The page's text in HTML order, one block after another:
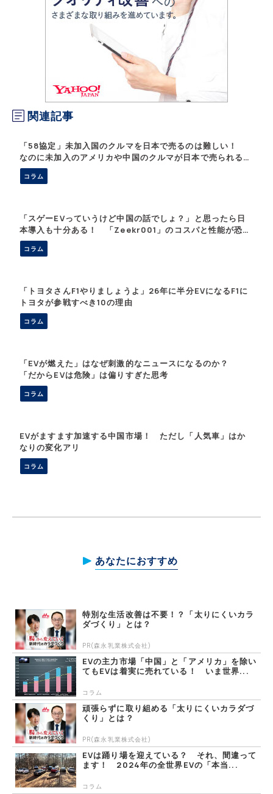
関連記事
「58協定」未加入国のクルマを日本で売るのは難しい！
なのに未加入のアメリカや中国のクルマが日本で売られるカ
ラクリとは
コラム
「スゲーEVっていうけど中国の話でしょ？」と思ったら日
本導入も十分ある！ 「Zeekr001」のコスパと性能が恐ろ
しすぎる
コラム
「トヨタさんF1やりましょうよ」26年に半分EVになるF1に
トヨタが参戦すべき10の理由
コラム
「EVが燃えた」はなぜ刺激的なニュースになるのか？
「だからEVは危険」は偏りすぎた思考
コラム
EVがますます加速する中国市場！ ただし「人気車」はか
なりの変化アリ
コラム
あなたにおすすめ
特別な生活改善は不要！？「太りにくいカラ
ダづくり」とは？
PR(森永乳業株式会社)
EVの主力市場「中国」と「アメリカ」を除い
てもEVは着実に売れている！ いま世界...
コラム
頑張らずに取り組める「太りにくいカラダづ
くり」とは？
PR(森永乳業株式会社)
EVは踊り場を迎えている？ それ、間違って
ます！ 2024年の全世界EVの「本当...
コラム